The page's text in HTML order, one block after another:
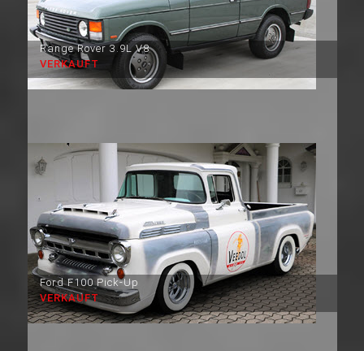
Range Rover 3.9L V8
VERKAUFT
Ford F100 Pick-Up
VERKAUFT